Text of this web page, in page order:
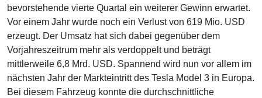
bevorstehende vierte Quartal ein weiterer Gewinn erwartet.
Vor einem Jahr wurde noch ein Verlust von 619 Mio. USD
erzeugt. Der Umsatz hat sich dabei gegenüber dem
Vorjahreszeitrum mehr als verdoppelt und beträgt
mittlerweile 6,8 Mrd. USD. Spannend wird nun vor allem im
nächsten Jahr der Markteintritt des Tesla Model 3 in Europa.
Bei diesem Fahrzeug konnte die durchschnittliche